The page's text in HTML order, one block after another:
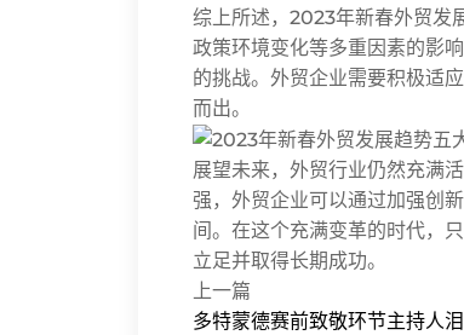
综上所述，2023年新春外贸发
政策环境变化等多重因素的影
的挑战。外贸企业需要积极适
而出。
展望未来，外贸行业仍然充满
强，外贸企业可以通过加强创
间。在这个充满变革的时代，
立足并取得长期成功。
上一篇
多特蒙德赛前致敬环节主持人